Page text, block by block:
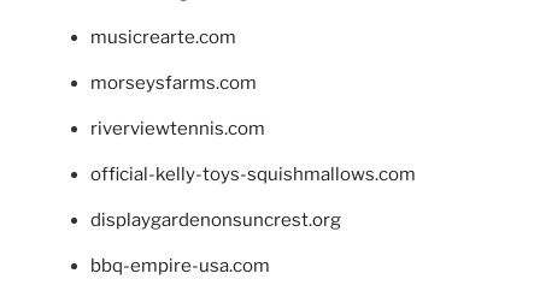
musicrearte.com
morseysfarms.com
riverviewtennis.com
official-kelly-toys-squishmallows.com
displaygardenonsuncrest.org
bbq-empire-usa.com